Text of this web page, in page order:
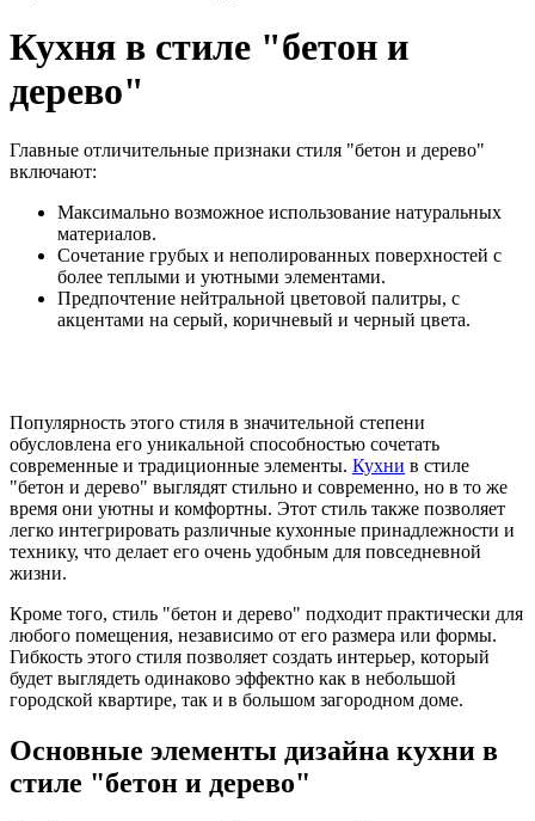
Кухня в стиле "бетон и
дерево"
Главные отличительные признаки стиля "бетон и дерево"
включают:
Максимально возможное использование натуральных
материалов.
Сочетание грубых и неполированных поверхностей с
более теплыми и уютными элементами.
Предпочтение нейтральной цветовой палитры, с
акцентами на серый, коричневый и черный цвета.
Популярность этого стиля в значительной степени
обусловлена его уникальной способностью сочетать
современные и традиционные элементы. Кухни в стиле
"бетон и дерево" выглядят стильно и современно, но в то же
время они уютны и комфортны. Этот стиль также позволяет
легко интегрировать различные кухонные принадлежности и
технику, что делает его очень удобным для повседневной
жизни.
Кроме того, стиль "бетон и дерево" подходит практически для
любого помещения, независимо от его размера или формы.
Гибкость этого стиля позволяет создать интерьер, который
будет выглядеть одинаково эффектно как в небольшой
городской квартире, так и в большом загородном доме.
Основные элементы дизайна кухни в
стиле "бетон и дерево"